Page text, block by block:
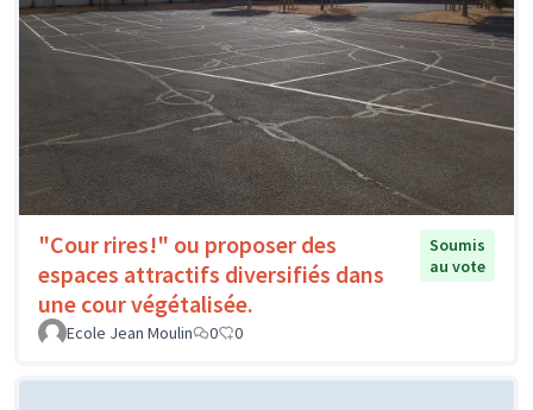
"Cour rires!" ou proposer des
espaces attractifs diversifiés dans
une cour végétalisée.
Soumis
au vote
Ecole Jean Moulin 0 0